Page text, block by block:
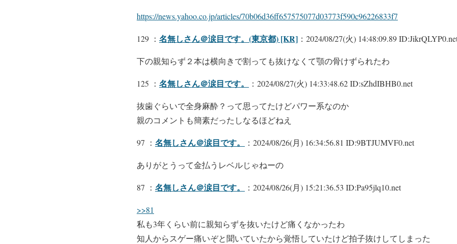
https://news.yahoo.co.jp/articles/70b06d36ff657575077d03773f590c96226833f7
129 ： 名無しさん＠涙目です。(東京都) [KR] ：2024/08/27(火) 14:48:09.89
下の親知らず２本は横向きで割っても抜けなくて顎の骨けずられたわ
125 ： 名無しさん＠涙目です。 ：2024/08/27(火) 14:33:48.62 ID:sZhdIBHB0.net
抜歯ぐらいで全身麻酔？って思ってたけどパワー系なのか
親のコメントも簡素だったしなるほどねえ
97 ： 名無しさん＠涙目です。 ：2024/08/26(月) 16:34:56.81 ID:9BTJUMVF0.net
ありがとうって金払うレベルじゃねーの
87 ： 名無しさん＠涙目です。 ：2024/08/26(月) 15:21:36.53 ID:Pa95jlq10.net
>>81
私も3年くらい前に親知らずを抜いたけど痛くなかったわ
知人からスゲー痛いぞと聞いていたから覚悟していたけど拍子抜けしてしまった